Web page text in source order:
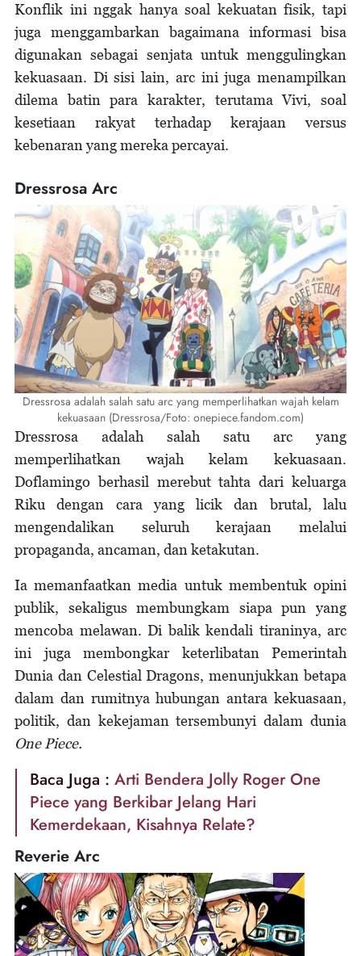
Konflik ini nggak hanya soal kekuatan fisik, tapi
juga menggambarkan bagaimana informasi bisa
digunakan sebagai senjata untuk menggulingkan
kekuasaan. Di sisi lain, arc ini juga menampilkan
dilema batin para karakter, terutama Vivi, soal
kesetiaan rakyat terhadap kerajaan versus
kebenaran yang mereka percayai.
Dressrosa Arc
Dressrosa adalah salah satu arc yang memperlihatkan wajah kelam
kekuasaan (Dressrosa/Foto: onepiece.fandom.com)
Dressrosa adalah salah satu arc yang
memperlihatkan wajah kelam kekuasaan.
Doflamingo berhasil merebut tahta dari keluarga
Riku dengan cara yang licik dan brutal, lalu
mengendalikan seluruh kerajaan melalui
propaganda, ancaman, dan ketakutan.
Ia memanfaatkan media untuk membentuk opini
publik, sekaligus membungkam siapa pun yang
mencoba melawan. Di balik kendali tiraninya, arc
ini juga membongkar keterlibatan Pemerintah
Dunia dan Celestial Dragons, menunjukkan betapa
dalam dan rumitnya hubungan antara kekuasaan,
politik, dan kekejaman tersembunyi dalam dunia
One Piece.
Baca Juga : Arti Bendera Jolly Roger One
Piece yang Berkibar Jelang Hari
Kemerdekaan, Kisahnya Relate?
Reverie Arc